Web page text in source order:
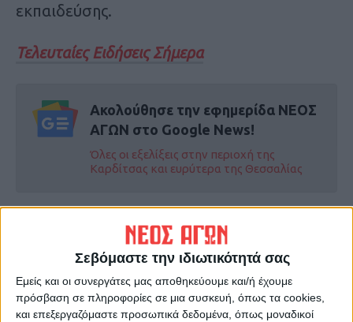
Σεβόμαστε την ιδιωτικότητά σας
Εμείς και οι συνεργάτες μας αποθηκεύουμε και/ή έχουμε
πρόσβαση σε πληροφορίες σε μια συσκευή, όπως τα cookies,
και επεξεργαζόμαστε προσωπικά δεδομένα, όπως μοναδικοί
εκπαιδεύσης.
Τελευταίες Ειδήσεις Σήμερα
Ακολούθησε την εφημερίδα ΝΕΟΣ
ΑΓΩΝ στο Google News!
Όλες οι εξελίξεις στην περιοχή της
Καρδίτσας και ευρύτερα της Θεσσαλίας
Νέος σεισμός 5,8, ρίχτερ,
πετάχτηκαν ξανά από τα
σπίτια τους οι Καρδιτσιώτες
Σεισμός 5,9 Ρίχτερ : Επεσαν
βράχοι από τα Μετέωρα